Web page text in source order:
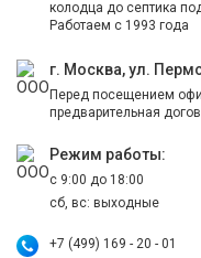
колодца до септика
Работаем с 1993 года
г. Москва, ул.
Перед посещением
предварительная
Режим работы:
с 9:00 до 18:00
сб, вс: выходные
+7 (499) 169 - 20 - 01